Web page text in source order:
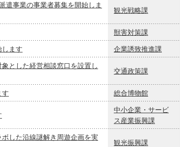
遣事業の事業者募集を開始しま
観光戦略課
獣害対策課
ます 企業誘致推進課
とした経営相談窓口を設置し
交通政策課
す 総合博物館
中小企業・サービ
ス産業振興課
した沿線謎解き周遊企画を実
観光振興課